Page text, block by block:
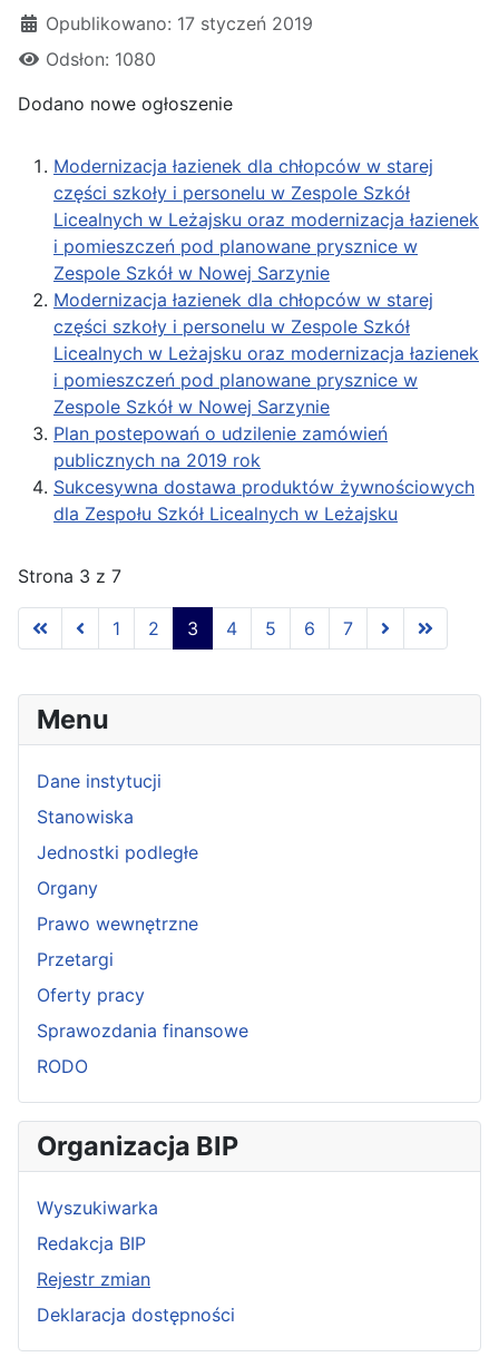
Menu
Dane instytucji
Stanowiska
Jednostki podległe
Organy
Prawo wewnętrzne
Przetargi
Oferty pracy
Sprawozdania finansowe
RODO
Organizacja BIP
Wyszukiwarka
Redakcja BIP
Rejestr zmian
Deklaracja dostępności
Opublikowano: 17 styczeń 2019
Odsłon: 1080
Dodano nowe ogłoszenie
Modernizacja łazienek dla chłopców w starej
części szkoły i personelu w Zespole Szkół
Licealnych w Leżajsku oraz modernizacja łazienek
i pomieszczeń pod planowane prysznice w
Zespole Szkół w Nowej Sarzynie
Modernizacja łazienek dla chłopców w starej
części szkoły i personelu w Zespole Szkół
Licealnych w Leżajsku oraz modernizacja łazienek
i pomieszczeń pod planowane prysznice w
Zespole Szkół w Nowej Sarzynie
Plan postepowań o udzilenie zamówień
publicznych na 2019 rok
Sukcesywna dostawa produktów żywnościowych
dla Zespołu Szkół Licealnych w Leżajsku
Strona 3 z 7
1 2 3 4 5 6 7